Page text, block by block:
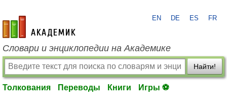
academic.ru
EN DE ES FR
Словари и энциклопедии на Академике
Найти!
Толкования Переводы Книги Игры ⚽